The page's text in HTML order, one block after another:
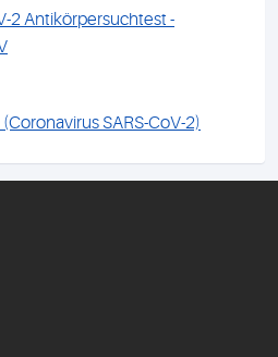
2 Antikörpersuchtest -
SARS-CoV-2)